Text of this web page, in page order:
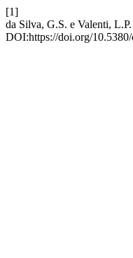
[1]
da Silva, G.S. e Valenti,
DOI:https://doi.org/